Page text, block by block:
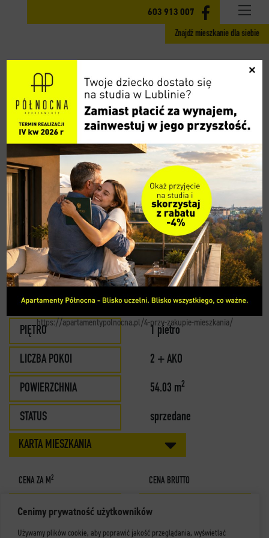
Cenimy prywatność użytkowników
Używamy plików cookie, aby poprawić jakość przeglądania, wyświetlać
603 913 007
Znajdź mieszkanie dla siebie
GOTOWE MIESZKANIA ETAP I
CENY
LOKALIZACJA
AKTUALNOŚCI
GALERIA
WIDOK 360
KONTAKT
MIESZKANIE 11
BUDYNEK A
PIĘTRO 1 pietro
LICZBA POKOI 2 + AKO
POWIERZCHNIA 54.03 m2
STATUS sprzedane
KARTA MIESZKANIA
CENA ZA M2 CENA BRUTTO
https://apartamentypolnocna.pl/4-przy-zakupie-mieszkania/
×